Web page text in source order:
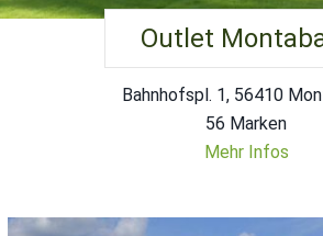
Outlet
Bahnhofspl. 1, 56410
56 Marken
Mehr Infos